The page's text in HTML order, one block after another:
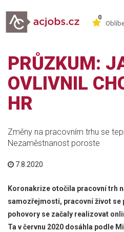
0
PRŮZKUM:
OVLIVNIL
HR
Změny na pracovním trhu se
Nezaměstnanost poroste
7.8.2020
Koronakrize otočila pracovní trh
samozřejmostí, pracovní život se
pohovory se začaly realizovat
Ta v červnu 2020 dosáhla podle